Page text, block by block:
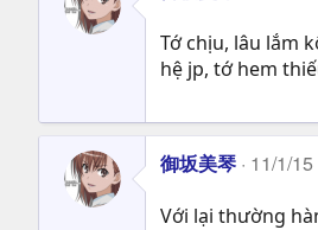
Tớ chịu, lâu lắm
hệ jp, tớ hem
御坂美琴 11/1/15
Với lại thường